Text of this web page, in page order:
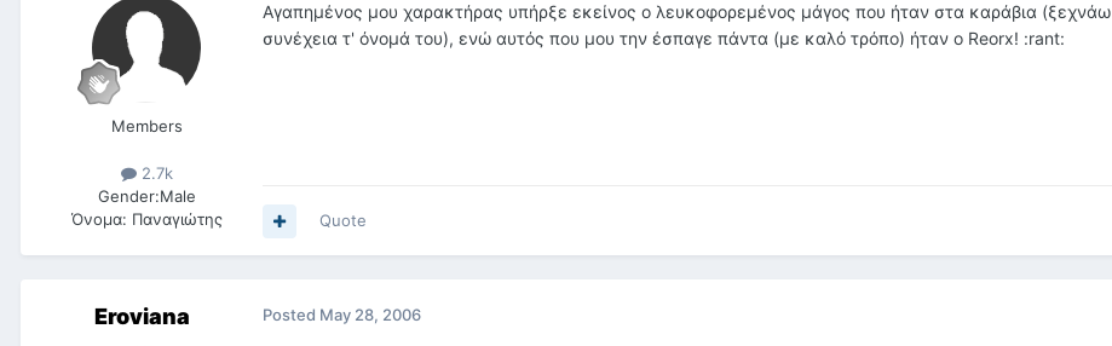
Members
2.7k
Gender:Male
Όνομα: Παναγιώτης
Αγαπημένος μου χαρακτήρας υπήρξε εκείνος ο λευκοφορεμένος μάγος που ήταν στα καράβια (ξεχνάω
συνέχεια τ' όνομά του), ενώ αυτός που μου την έσπαγε πάντα (με καλό τρόπο) ήταν ο Reorx! :rant:
Quote
Eroviana Posted May 28, 2006